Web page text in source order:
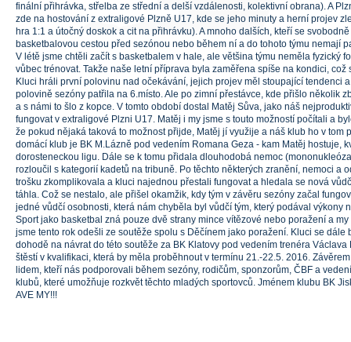
finální přihrávka, střelba ze střední a delší vzdálenosti, kolektivní obrana). A
zde na hostování z extraligové Plzně U17, kde se jeho minuty a herní projev
hra 1:1 a útočný doskok a cit na přihrávku). A mnoho dalších, kteří se
basketbalovou cestou před sezónou nebo během ní a do tohoto týmu nemají
V létě jsme chtěli začít s basketbalem v hale, ale většina týmu neměla fyzický
vůbec trénovat. Takže naše letní příprava byla zaměřena spíše na kondici, což
Kluci hráli první polovinu nad očekávání, jejich projev měl stoupající tendenci
polovině sezóny patřila na 6.místo. Ale po zimní přestávce, kde přišlo několik
a s námi to šlo z kopce. V tomto období dostal Matěj Sůva, jako náš
fungovat v extraligové Plzni U17. Matěj i my jsme s touto možností počítali a
že pokud nějaká taková to možnost přijde, Matěj jí využije a náš klub ho v tom
domácí klub je BK M.Lázně pod vedením Romana Geza - kam Matěj hostuje,
dorosteneckou ligu. Dále se k tomu přidala dlouhodobá nemoc
rozloučil s kategorií kadetů na tribuně. Po těchto některých zranění, nemoci a
trošku zkomplikovala a kluci najednou přestali fungovat a hledala se nová
táhla. Což se nestalo, ale přišel okamžik, kdy tým v závěru sezóny začal
jedné vůdčí osobnosti, která nám chyběla byl vůdčí tým, který podával výkony
Sport jako basketbal zná pouze dvě strany mince vítězové nebo poražení a
jsme tento rok odešli ze soutěže spolu s Děčínem jako poražení. Kluci se dále
dohodě na návrat do této soutěže za BK Klatovy pod vedením trenéra
štěstí v kvalifikaci, která by měla proběhnout v termínu 21.-22.5. 2016.
lidem, kteří nás podporovali během sezóny, rodičům, sponzorům, ČBF a
klubů, které umožňuje rozkvět těchto mladých sportovců. Jménem klubu BK
AVE MY!!!